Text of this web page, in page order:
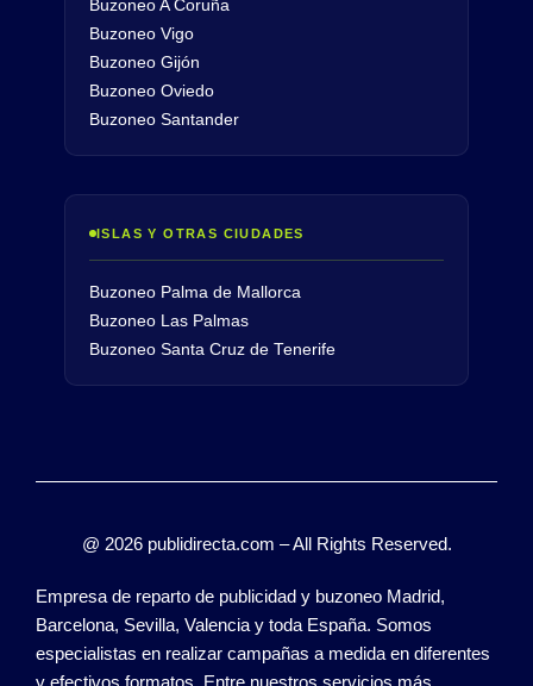
Buzoneo A Coruña
Buzoneo Vigo
Buzoneo Gijón
Buzoneo Oviedo
Buzoneo Santander
ISLAS Y OTRAS CIUDADES
Buzoneo Palma de Mallorca
Buzoneo Las Palmas
Buzoneo Santa Cruz de Tenerife
@ 2026 publidirecta.com – All Rights Reserved.
Empresa de reparto de publicidad y buzoneo Madrid,
Barcelona, Sevilla, Valencia y toda España. Somos
especialistas en realizar campañas a medida en diferentes
y efectivos formatos. Entre nuestros servicios más